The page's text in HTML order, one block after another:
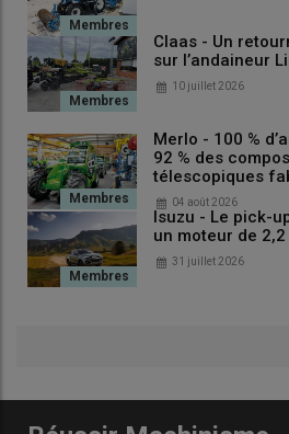
«Jusqu’en juin 2021, le prix de
prix de l’engrais (cotation de l’urée
Leprix du gazvariait alors autour de 5
les trois dernières années par MMBtu
de Yara. «Puis à partir de juin 2021, le
dollars, avant laguerre en Ukraine
phénomène, nous avons alors
il. Le gaz a même atteint des
plus de 60 dollars.
Courbe de l’évolution du
Claas - Un
sur l’andaineur
10 juillet 2026
Merlo - 100 %
92 % des
télescopiques
04 août 2026
Isuzu - Le pick-
un moteur de
31 juillet 2026